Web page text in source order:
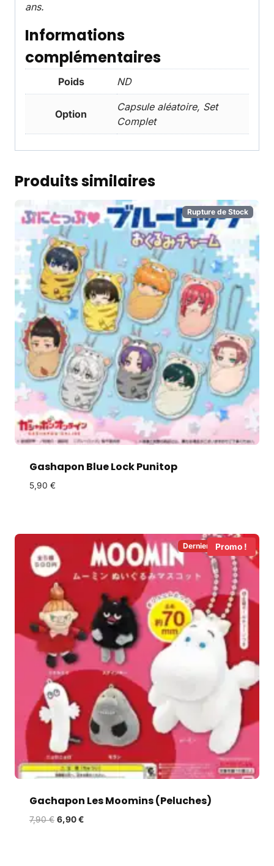
ans.
Informations
complémentaires
Poids ND
Option
Capsule aléatoire, Set
Complet
Produits similaires
Rupture de Stock
Gashapon Blue Lock Punitop
5,90 €
Derniers en Stock!
Promo !
Gachapon Les Moomins (Peluches)
7,90€ 6,90€